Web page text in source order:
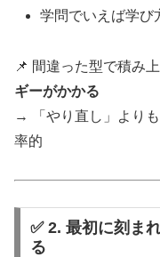
学問でいえば学び
📌 間違った型で積み上
ギーがかかる
→ 「やり直し」より
率的
✅ 2. 最初に刻ま
る